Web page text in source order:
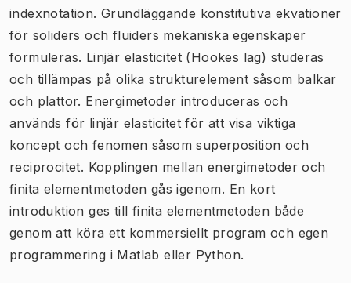
indexnotation. Grundläggande konstitutiva ekvationer
för soliders och fluiders mekaniska egenskaper
formuleras. Linjär elasticitet (Hookes lag) studeras
och tillämpas på olika strukturelement såsom balkar
och plattor. Energimetoder introduceras och
används för linjär elasticitet för att visa viktiga
koncept och fenomen såsom superposition och
reciprocitet. Kopplingen mellan energimetoder och
finita elementmetoden gås igenom. En kort
introduktion ges till finita elementmetoden både
genom att köra ett kommersiellt program och egen
programmering i Matlab eller Python.